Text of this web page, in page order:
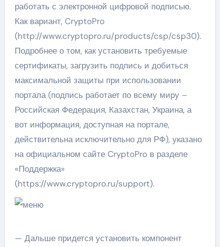
работать с электронной цифровой подписью.
Как вариант, CryptoPro
(http://www.cryptopro.ru/products/csp/csp30).
Подробнее о том, как установить требуемые
сертификаты, загрузить подпись и добиться
максимальной защиты при использовании
портала (подпись работает по всему миру –
Российская Федерация, Казахстан, Украина, а
вот информация, доступная на портале,
действительна исключительно для РФ), указано
на официальном сайте CryptoPro в разделе
«Поддержка»
(https://www.cryptopro.ru/support).
— Дальше придется установить компонент